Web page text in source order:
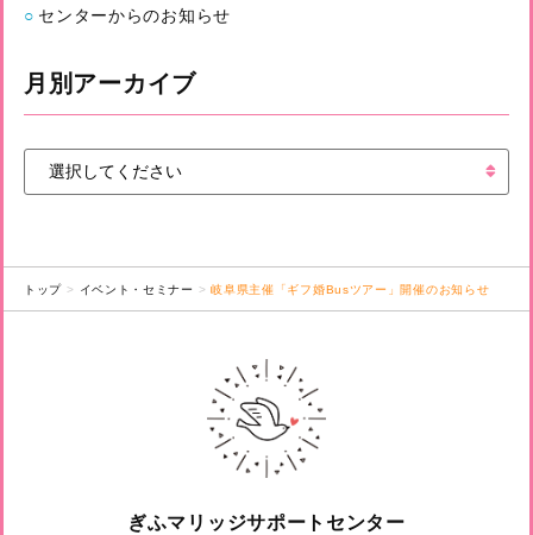
センターからのお知らせ
月別アーカイブ
トップ イベント・セミナー 岐阜県主催「ギフ婚Busツアー」開催のお知らせ
ぎふマリッジサポートセンター